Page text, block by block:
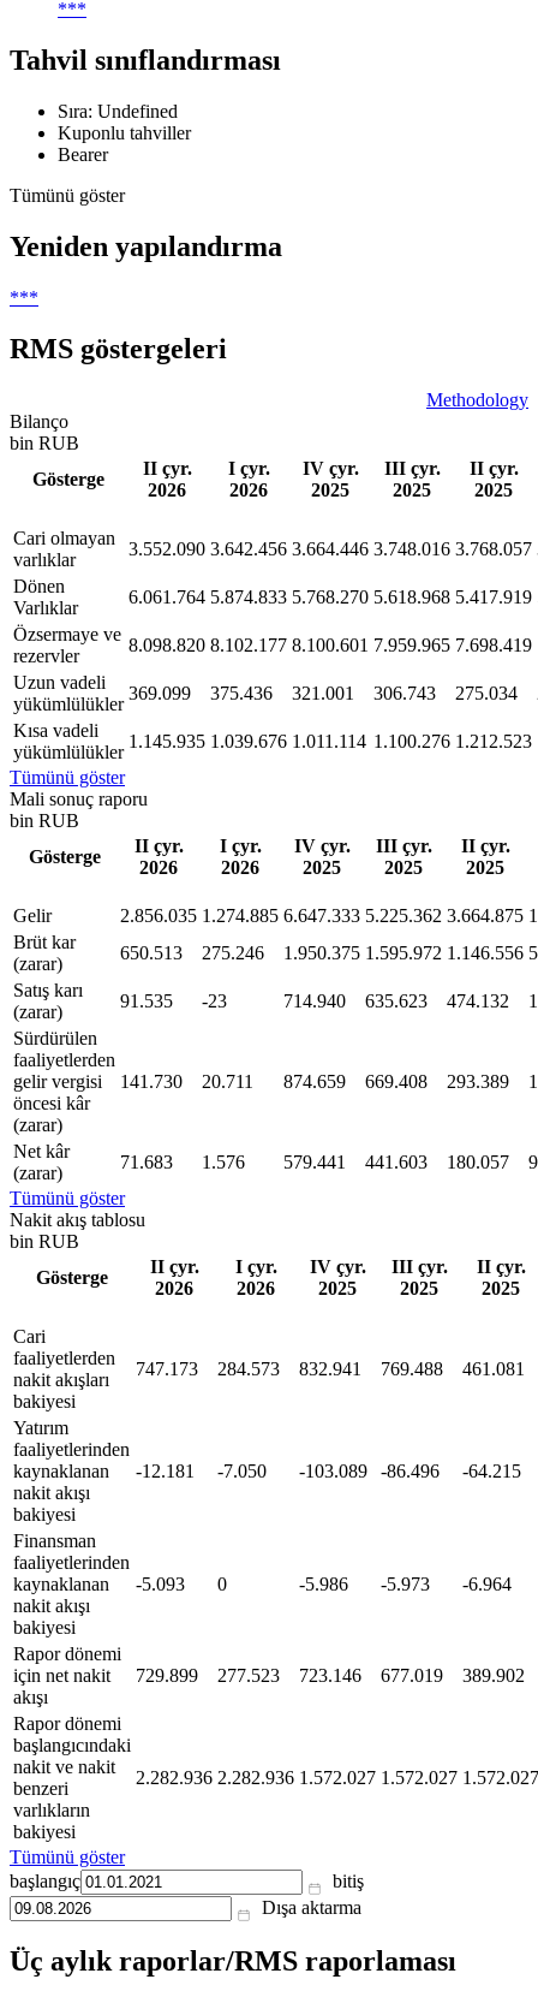
***
Tahvil sınıflandırması
Sıra: Undefined
Kuponlu tahviller
Bearer
Tümünü göster
Yeniden yapılandırma
***
RMS göstergeleri
Methodology
Bilanço
bin RUB
Gösterge
II çyr.
2026
I çyr.
2026
IV çyr.
2025
III çyr.
2025
II çyr.
2025
Сari olmayan
varlıklar
3.552.090 3.642.456 3.664.446 3.748.016 3.768.057
Dönen
Varlıklar
6.061.764 5.874.833 5.768.270 5.618.968 5.417.919
Özsermaye ve
rezervler
8.098.820 8.102.177 8.100.601 7.959.965 7.698.419
Uzun vadeli
yükümlülükler
369.099 375.436 321.001 306.743 275.034
Kısa vadeli
yükümlülükler
1.145.935 1.039.676 1.011.114 1.100.276 1.212.523
Tümünü göster
Mali sonuç raporu
bin RUB
Gösterge
II çyr.
2026
I çyr.
2026
IV çyr.
2025
III çyr.
2025
II çyr.
2025
Gelir 2.856.035 1.274.885 6.647.333 5.225.362 3.664.875
Brüt kar
(zarar)
650.513 275.246 1.950.375 1.595.972 1.146.556
Satış karı
(zarar)
91.535 -23 714.940 635.623 474.132
Sürdürülen
faaliyetlerden
gelir vergisi
öncesi kâr
(zarar)
141.730 20.711 874.659 669.408 293.389
Net kâr
(zarar)
71.683 1.576 579.441 441.603 180.057
Tümünü göster
Nakit akış tablosu
bin RUB
Gösterge
II çyr.
2026
I çyr.
2026
IV çyr.
2025
III çyr.
2025
II çyr.
2025
Cari
faaliyetlerden
nakit akışları
bakiyesi
747.173 284.573 832.941 769.488 461.081
Yatırım
faaliyetlerinden
kaynaklanan
nakit akışı
bakiyesi
-12.181 -7.050 -103.089 -86.496 -64.215
Finansman
faaliyetlerinden
kaynaklanan
nakit akışı
bakiyesi
-5.093 0 -5.986 -5.973 -6.964
Rapor dönemi
için net nakit
akışı
729.899 277.523 723.146 677.019 389.902
Rapor dönemi
başlangıcındaki
nakit ve nakit
benzeri
varlıkların
bakiyesi
2.282.936 2.282.936 1.572.027 1.572.027 1.572.027
Tümünü göster
başlangıç
bitiş
Dışa aktarma
Üç aylık raporlar/RMS raporlaması